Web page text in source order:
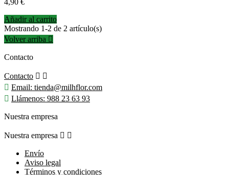
Añadir al carrito
Mostrando 1-2 de 2 artículo(s)
Volver arriba 
Contacto
Contacto  
 Email: tienda@milhflor.com
 Llámenos: 988 23 63 93
Nuestra empresa
Nuestra empresa  
Envío
Aviso legal
Términos y condiciones